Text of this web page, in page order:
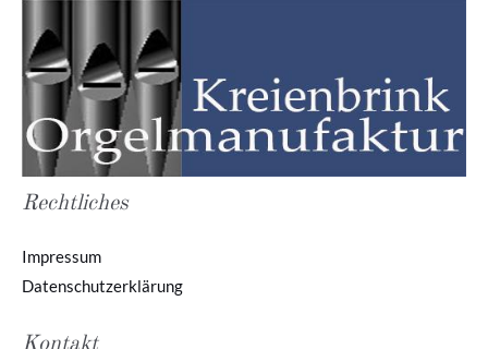
Rechtliches
Impressum
Datenschutzerklärung
Kontakt